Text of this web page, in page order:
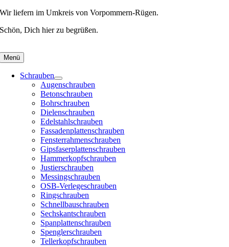
Skip
content
Wir liefern im Umkreis von Vorpommern-Rügen.
Schön, Dich hier zu begrüßen.
Menü
Schrauben
Augenschrauben
Betonschrauben
Bohrschrauben
Dielenschrauben
Edelstahlschrauben
Fassadenplattenschrauben
Fensterrahmenschrauben
Gipsfaserplattenschrauben
Hammerkopfschrauben
Justierschrauben
Messingschrauben
OSB-Verlegeschrauben
Ringschrauben
Schnellbauschrauben
Sechskantschrauben
Spanplattenschrauben
Spenglerschrauben
Tellerkopfschrauben